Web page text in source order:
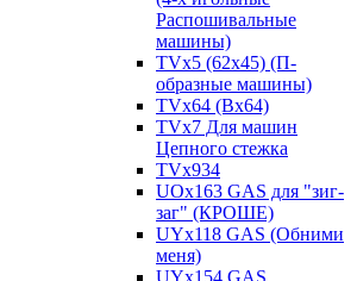
Распошивальные
машины)
TVх5 (62х45) (П-
образные машины)
TVх64 (Вх64)
TVх7 Для машин
Цепного стежка
TVх934
UOx163 GAS для "зиг-
заг" (КРОШЕ)
UYx118 GAS (Обними
меня)
UYx154 GAS